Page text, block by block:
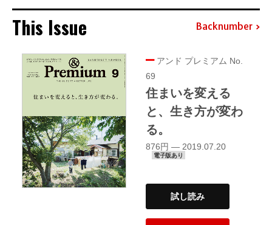
This Issue Backnumber
アンド プレミアム No.
69
住まいを変える
と、生き方が変わ
る。
876円 — 2019.07.20
電子版あり
試し読み